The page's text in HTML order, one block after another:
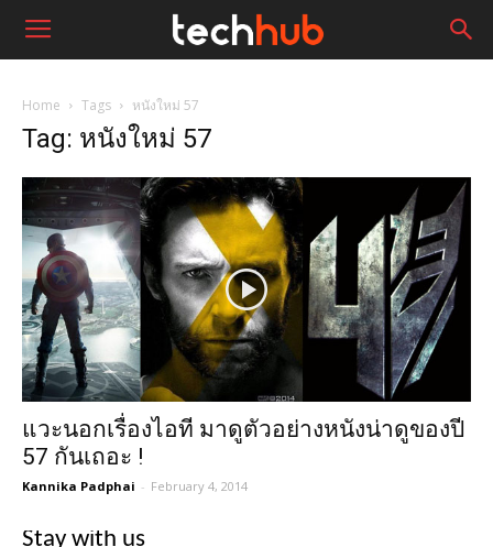
Home Tags หนังใหม่ 57
Tag: หนังใหม่ 57
แวะนอกเรื่องไอที มาดูตัวอย่างหนังน่าดูของปี
57 กันเถอะ !
Kannika Padphai - February 4, 2014
Stay with us